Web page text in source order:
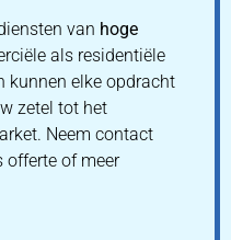
van hoge
als residentiële
kunnen elke opdracht
zetel tot het
Neem contact
offerte of meer